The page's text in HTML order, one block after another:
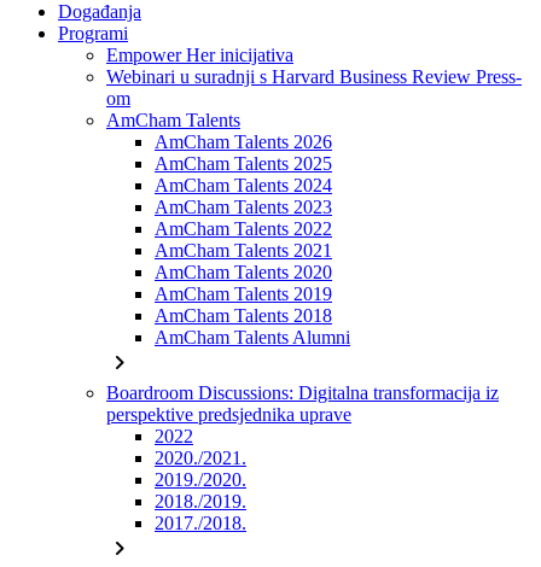
Događanja
Programi
Empower Her inicijativa
Webinari u suradnji s Harvard Business Review Press-
om
AmCham Talents
AmCham Talents 2026
AmCham Talents 2025
AmCham Talents 2024
AmCham Talents 2023
AmCham Talents 2022
AmCham Talents 2021
AmCham Talents 2020
AmCham Talents 2019
AmCham Talents 2018
AmCham Talents Alumni
chevron_right
Boardroom Discussions: Digitalna transformacija iz
perspektive predsjednika uprave
2022
2020./2021.
2019./2020.
2018./2019.
2017./2018.
chevron_right